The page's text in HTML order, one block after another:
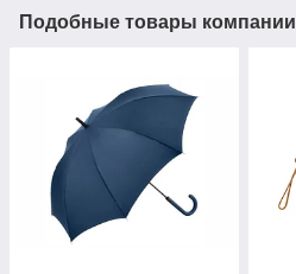
Подобные товары компании